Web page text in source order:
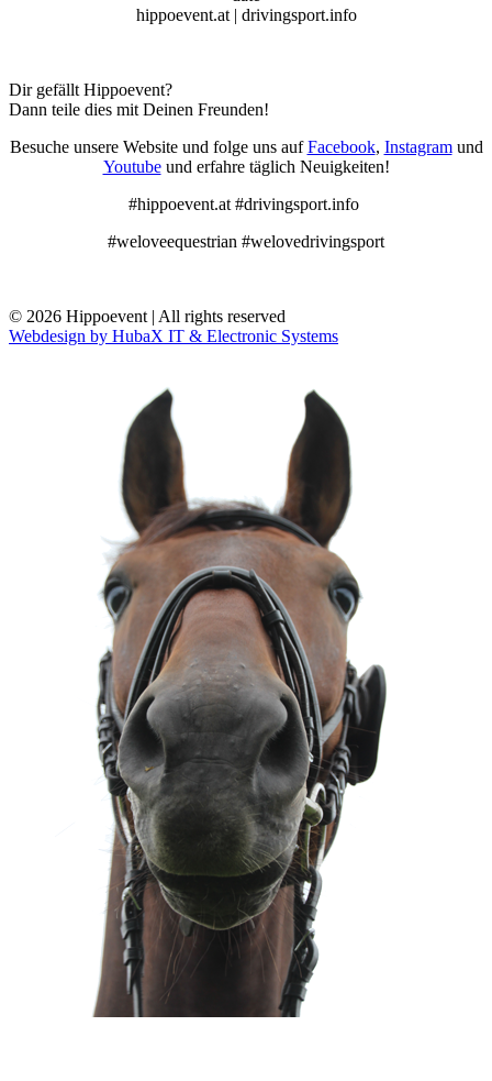
hippoevent.at | drivingsport.info
Dir gefällt Hippoevent?
Dann teile dies mit Deinen Freunden!
Besuche unsere Website und folge uns aufFacebook, Instagramund
Youtubeund erfahre täglich Neuigkeiten!
#hippoevent.at #drivingsport.info
#weloveequestrian #welovedrivingsport
© 2026 Hippoevent | All rights reserved
Webdesign by HubaX IT & Electronic Systems